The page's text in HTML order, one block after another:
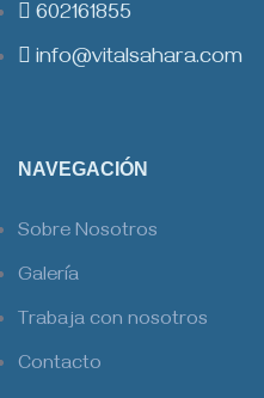
602161855
info@vitalsahara.com
NAVEGACIÓN
Sobre Nosotros
Galería
Trabaja con nosotros
Contacto